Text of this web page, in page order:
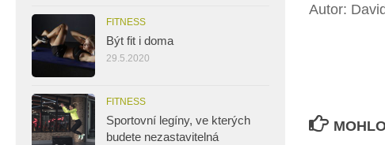
Autor:
FITNESS
Být fit i doma
29.5.2020
FITNESS
Sportovní legíny, ve kterých
budete nezastavitelná